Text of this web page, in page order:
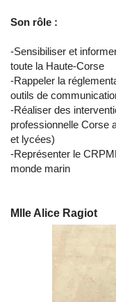
​Son rôle :
-Sensibiliser et
toute la Haute-Corse
-Rappeler la
outils de
-Réaliser des
professionnelle Corse
et lycées)
-Représenter le
monde marin
Mlle Alice Ragiot